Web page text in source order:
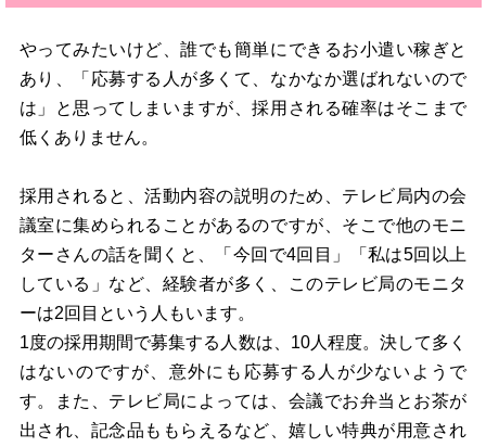
やってみたいけど、誰でも簡単にできるお小遣い稼ぎと
あり、「応募する人が多くて、なかなか選ばれないので
は」と思ってしまいますが、採用される確率はそこまで
低くありません。
採用されると、活動内容の説明のため、テレビ局内の会
議室に集められることがあるのですが、そこで他のモニ
ターさんの話を聞くと、「今回で4回目」「私は5回以上
している」など、経験者が多く、このテレビ局のモニタ
ーは2回目という人もいます。
1度の採用期間で募集する人数は、10人程度。決して多く
はないのですが、意外にも応募する人が少ないようで
す。また、テレビ局によっては、会議でお弁当とお茶が
出され、記念品ももらえるなど、嬉しい特典が用意され